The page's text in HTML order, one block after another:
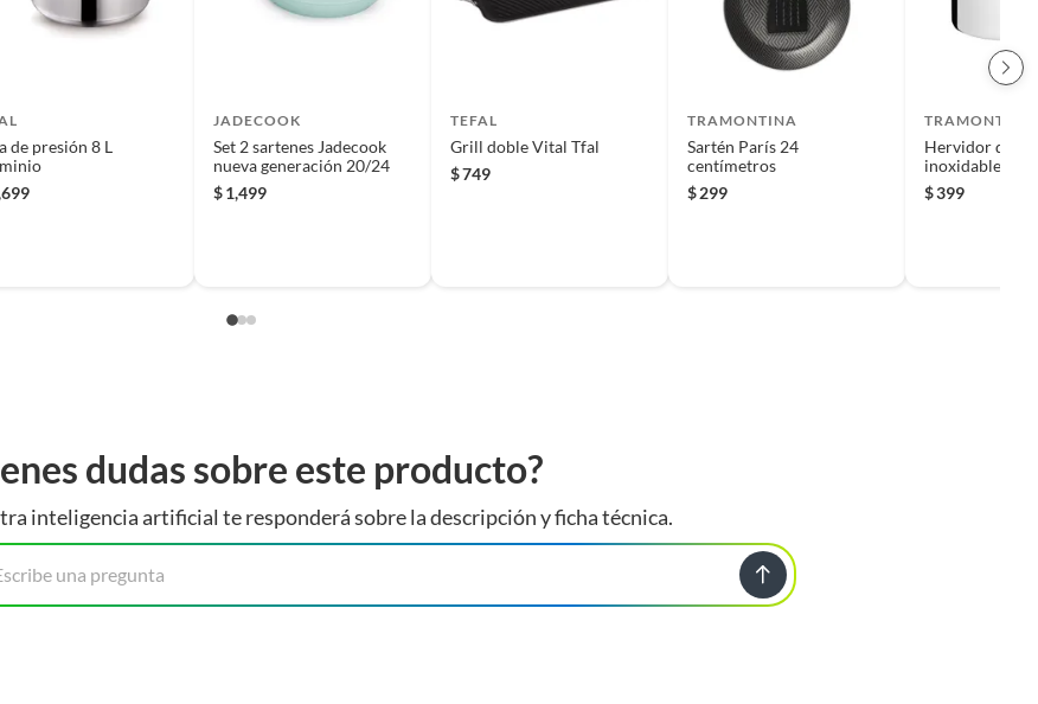
de presión 8 L
JADECOOK
Set 2 sartenes Jadecook
nueva generación 20/24
$1,499
TEFAL
Grill doble Vital Tfal
$749
TRAMONTINA
Sartén París 24
centímetros
$299
TRAMONTINA
Hervidor de
inoxidable
$399
dudas sobre este producto?
inteligencia artificial te responderá sobre la descripción y ficha técnica.
una pregunta